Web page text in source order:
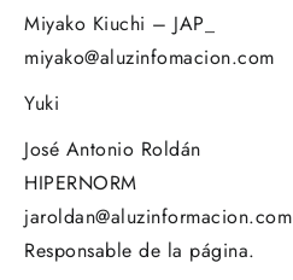
Miyako Kiuchi – JAP_
miyako@aluzinfomacion.com
Yuki
José Antonio Roldán
HIPERNORM
jaroldan@aluzinformacion.com
Responsable de la página.